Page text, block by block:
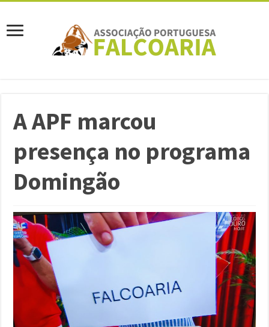
A APF marcou
presença no programa
Domingão